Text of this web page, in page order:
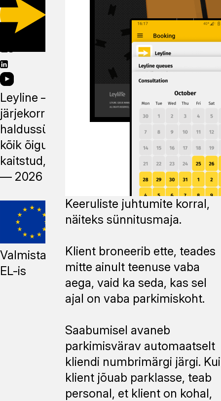
LAADI ALLA
MOBIILIRAKENDUS
Leyline —
järjekorra
haldussüsteem,
kõik õigused
kaitstud, 2014
— 2026
Valmistatud
EL-is
Keeruliste juhtumite korral,
näiteks sünnitusmaja.
Klient broneerib ette, teades
mitte ainult teenuse vaba
aega, vaid ka seda, kas sel
ajal on vaba parkimiskoht.
Saabumisel avaneb
parkimisvärav automaatselt
kliendi numbrimärgi järgi. Kui
klient jõuab parklasse, teab
personal, et klient on kohal,